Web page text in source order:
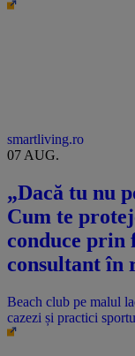
smartliving.ro
07 AUG.
„Dacă tu nu
Cum te
conduce prin
consultant în
Beach club pe malul
cazezi și practici